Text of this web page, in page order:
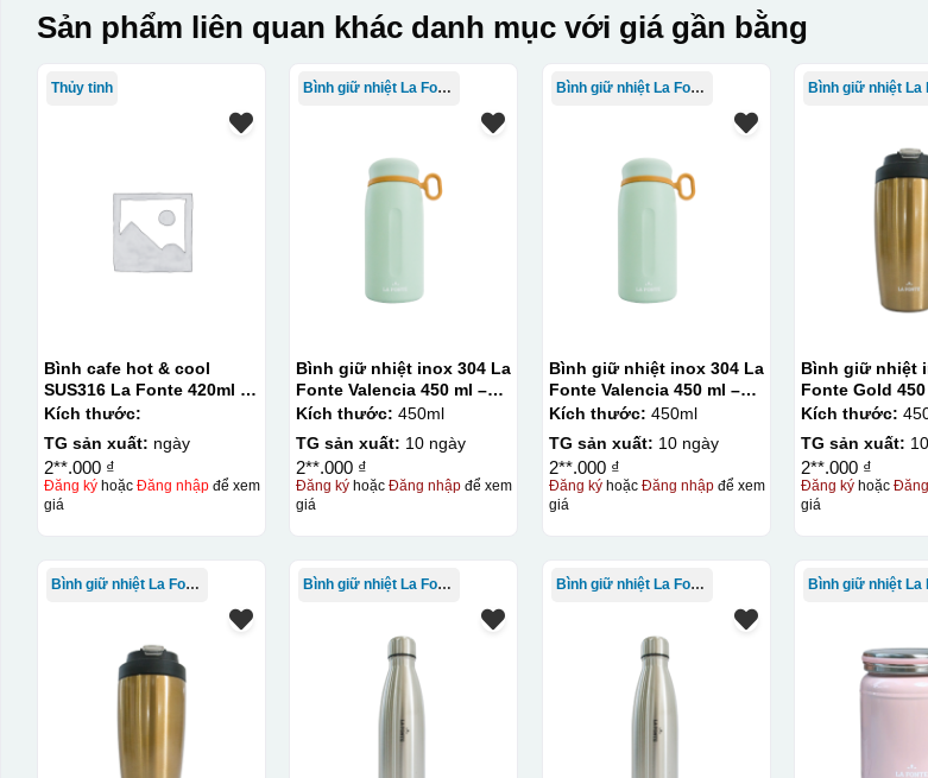
Sản phẩm liên quan khác danh mục với giá gần bằng
Thủy tinh
Bình cafe hot & cool
SUS316 La Fonte 420ml –
012775
Kích thước:
TG sản xuất: ngày
2**.000 ₫
Đăng kýhoặc Đăng nhậpđể xem
giá
Bình giữ nhiệt La Fonte
Bình giữ nhiệt inox 304 La
Fonte Valencia 450 ml –
012355
Kích thước: 450ml
TG sản xuất: 10 ngày
2**.000 ₫
Đăng ký hoặcĐăng nhập để xem
giá
Bình giữ nhiệt La Fonte
Bình giữ nhiệt inox 304 La
Fonte Valencia 450 ml –
012355
Kích thước: 450ml
TG sản xuất: 10 ngày
2**.000 ₫
Đăng kýhoặc Đăng nhậpđể xem
giá
Bình giữ nhiệt
Fonte Gold 450 ml –
012331
Kích thước:
TG sản xuất:
2**.000 ₫
Đăng ký hoặc
giá
Bình giữ nhiệt La Fonte Bình giữ nhiệt La Fonte Bình giữ nhiệt La Fonte